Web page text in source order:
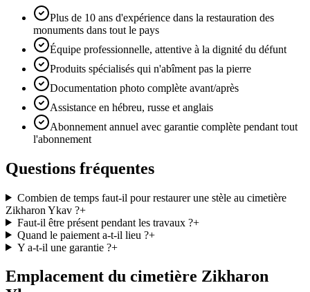
Plus de 10 ans d'expérience dans la restauration des
monuments dans tout le pays
Équipe professionnelle, attentive à la dignité du défunt
Produits spécialisés qui n'abîment pas la pierre
Documentation photo complète avant/après
Assistance en hébreu, russe et anglais
Abonnement annuel avec garantie complète pendant tout
l'abonnement
Questions fréquentes
Combien de temps faut-il pour restaurer une stèle au cimetière
Zikharon Ykav ?+
Faut-il être présent pendant les travaux ?+
Quand le paiement a-t-il lieu ?+
Y a-t-il une garantie ?+
Emplacement du cimetière Zikharon